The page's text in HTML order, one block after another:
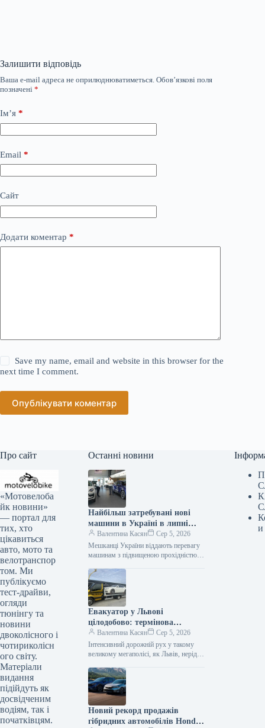
Залишити відповідь
Ваша e-mail адреса не оприлюднюватиметься. Обов’язкові поля
позначені *
Ім’я *
Email *
Сайт
Додати коментар *
Save my name, email and website in this browser for the
next time I comment.
Опублікувати коментар
Про сайт
«Мотовелоба
йк новини»
— портал для
тих, хто
цікавиться
авто, мото та
велотранспор
том. Ми
публікуємо
тест-драйви,
огляди
тюнінгу та
новини
двоколісного і
чотириколісн
ого світу.
Матеріали
видання
підійдуть як
досвідченим
водіям, так і
початківцям.
Останні новини
Найбільш затребувані нові
машини в Україні в липні
2026 року
Валентина Касян
Сер 5, 2026
Мешканці України віддають перевагу
машинам з підвищеною прохідністю.
2026 році домінують кросовери. За
липень місяць…
Евакуатор у Львові
цілодобово: термінова
автодопомога від Gold
Evakuator
Валентина Касян
Сер 5, 2026
Інтенсивний дорожній рух у такому
великому мегаполісі, як Львів, нерідко
ситуаціями, поломками або ДТП. У
подібних випадках водієві…
Новий рекорд продажів
гібридних автомобілів Honda
и